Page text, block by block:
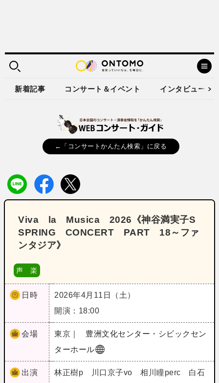
新着記事 コンサート＆イベント インタビュー
←「コンサートかんたん検索」に戻る
Viva la Musica 2026《神谷満実子S
SPRING CONCERT PART 18～ファ
ンタジア》
声 楽
日時
2026年4月11日（土）
開演：18:00
会場 東京｜
豊洲文化センター・シビックセン
ターホール
出演
林正樹p 川口京子vo 相川瞳perc 白石